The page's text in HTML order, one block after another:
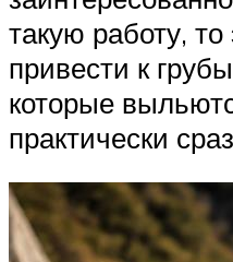
такую работу,
привести к
которые
практически